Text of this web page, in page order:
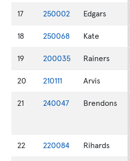
17 250002 Edgars
18 250068 Kate
19 200035 Rainers
20 210111 Arvis
21 240047 Brendons
22 220084 Rihards